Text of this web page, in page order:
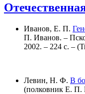
Иванов, Е. П.
П. Иванов. –
2002. – 224 с. –
Левин, Н. Ф. В
(полковник Е. П.